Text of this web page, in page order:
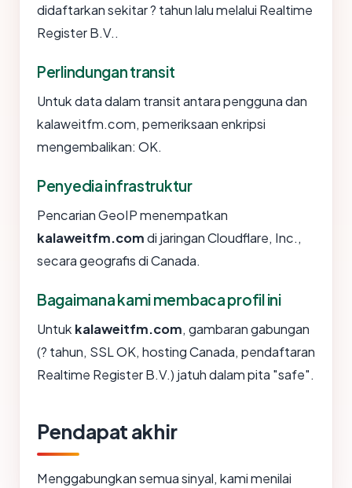
didaftarkan sekitar ? tahun lalu melalui Realtime
Register B.V..
Perlindungan transit
Untuk data dalam transit antara pengguna dan
kalaweitfm.com, pemeriksaan enkripsi
mengembalikan: OK.
Penyedia infrastruktur
Pencarian GeoIP menempatkan
kalaweitfm.comdi jaringan Cloudflare, Inc.,
secara geografis di Canada.
Bagaimana kami membaca profil ini
Untuk kalaweitfm.com, gambaran gabungan
(? tahun, SSL OK, hosting Canada, pendaftaran
Realtime Register B.V.) jatuh dalam pita "safe".
Pendapat akhir
Menggabungkan semua sinyal, kami menilai